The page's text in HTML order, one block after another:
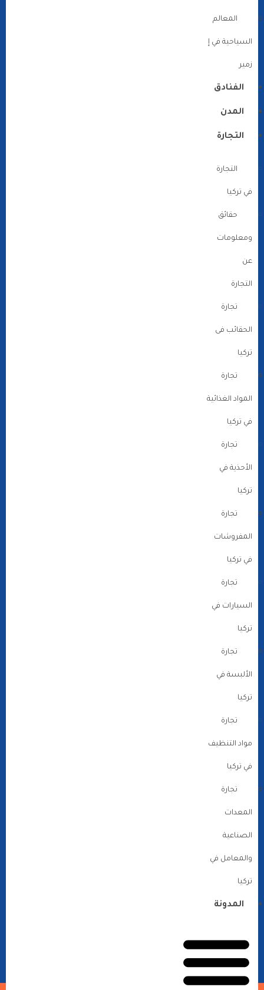
المعالم
السياحية في إ
زمير
الفنادق
المدن
التجارة
التجارة
في تركيا
حقائق
ومعلومات
عن
التجارة
تجارة
الحقائب فى
تركيا
تجارة
المواد الغذائية
في تركيا
تجارة
الأحذية في
تركيا
تجارة
المفروشات
في تركيا
تجارة
السيارات في
تركيا
تجارة
الألبسة في
تركيا
تجارة
مواد التنظيف
في تركيا
تجارة
المعدات
الصناعية
والمعامل في
تركيا
المدونة